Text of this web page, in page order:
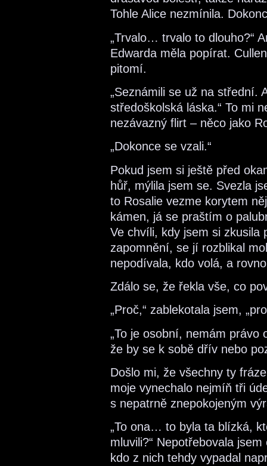
Tohle Alice nezmínila.
„Trvalo… trvalo to dlouho?“
Edwarda měla popírat.
pitomí.
„Seznámili se už na střední.
středoškolská láska.“ To mi
nezávazný flirt – něco jako
„Dokonce se vzali.“
Pokud jsem si ještě před
hůř, mýlila jsem se. Svezla
to Rosalie vezme korytem
kámen, já se praštím o
Ve chvíli, kdy jsem si zkusila
zapomnění, se jí rozblikal
nepodívala, kdo volá, a
Zdálo se, že řekla vše, co
„Proč,“ zablekotala jsem,
„To je osobní, nemám právo
že by se k sobě dřív nebo
Došlo mi, že všechny ty
moje vynechalo nejmíň tři
s nepatrně znepokojeným
„To ona… to byla ta blízká,
mluvili?“ Nepotřebovala
kdo z nich tehdy vypadal